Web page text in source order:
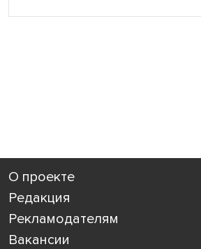
О проекте
Редакция
Рекламодателям
Вакансии